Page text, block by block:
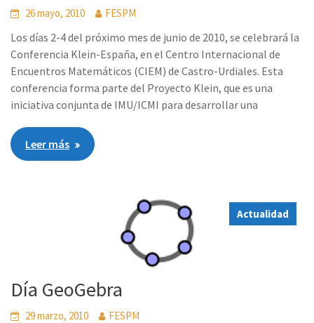
26 mayo, 2010 FESPM
Los días 2-4 del próximo mes de junio de 2010, se celebrará la
Conferencia Klein-España, en el Centro Internacional de
Encuentros Matemáticos (CIEM) de Castro-Urdiales. Esta
conferencia forma parte del Proyecto Klein, que es una
iniciativa conjunta de IMU/ICMI para desarrollar una
Leer más
Actualidad
Día GeoGebra
29 marzo, 2010 FESPM